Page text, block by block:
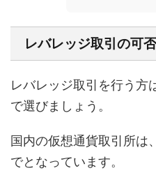
レバレッジ取引の可
レバレッジ取引を行う方
で選びましょう。
国内の仮想通貨取引所は
でとなっています。